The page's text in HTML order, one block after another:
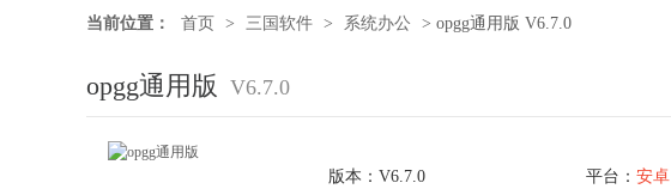
当前位置： 首页 > 三国软件 > 系统办公 > opgg通用版 V6.7.0
opgg通用版 V6.7.0
版本：V6.7.0 平台： 安卓